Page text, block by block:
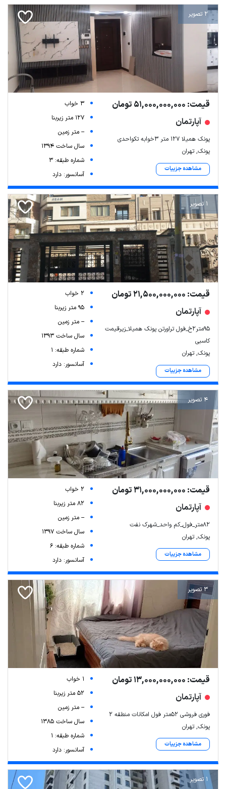
2 تصویر
قیمت: 51,000,000,000 تومان
آپارتمان
پونک همیلا ۱۲۷ متر ۳خوابه تکواحدی
پونک, تهران
مشاهده جزییات
3 خواب
127 متر زیربنا
-- متر زمین
سال ساخت 1394
شماره طبقه: 3
آسانسور: دارد
1 تصویر
قیمت: 21,500,000,000 تومان
آپارتمان
۹۵متر۲خ_فول تراورتن پونک همیلا_زیرقیمت
کاسبی
پونک, تهران
مشاهده جزییات
2 خواب
95 متر زیربنا
-- متر زمین
سال ساخت 1393
شماره طبقه: 1
آسانسور: دارد
4 تصویر
قیمت: 31,000,000,000 تومان
آپارتمان
82متر_فول_کم واحد_شهرک نفت
پونک, تهران
مشاهده جزییات
2 خواب
82 متر زیربنا
-- متر زمین
سال ساخت 1397
شماره طبقه: 6
آسانسور: دارد
3 تصویر
قیمت: 13,000,000,000 تومان
آپارتمان
فوری فروشی ۵۲متر فول امکانات منطقه ۲
پونک, تهران
مشاهده جزییات
1 خواب
52 متر زیربنا
-- متر زمین
سال ساخت 1385
شماره طبقه: 1
آسانسور: دارد
1 تصویر